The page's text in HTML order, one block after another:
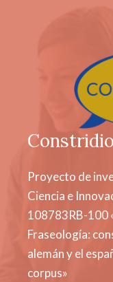
Proyecto de
Ciencia e
108783RB-100
Fraseología:
alemán y el
corpus»